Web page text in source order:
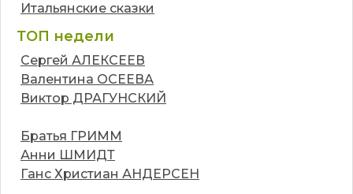
Итальянские сказки
ТОП недели
Сергей АЛЕКСЕЕВ
Валентина ОСЕЕВА
Виктор ДРАГУНСКИЙ
Братья ГРИММ
Анни ШМИДТ
Ганс Христиан АНДЕРСЕН